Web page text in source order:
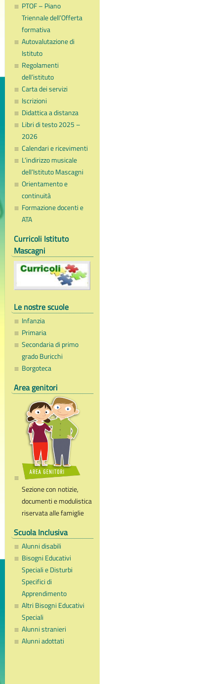
PTOF – Piano
Triennale dell’Offerta
formativa
Autovalutazione di
Istituto
Regolamenti
dell’istituto
Carta dei servizi
Iscrizioni
Didattica a distanza
Libri di testo 2025 –
2026
Calendari e ricevimenti
L’indirizzo musicale
dell’Istituto Mascagni
Orientamento e
continuità
Formazione docenti e
ATA
Curricoli Istituto
Mascagni
Le nostre scuole
Infanzia
Primaria
Secondaria di primo
grado Buricchi
Borgoteca
Area genitori
Sezione con notizie,
documenti e modulistica
riservata alle famiglie
Scuola Inclusiva
Alunni disabili
Bisogni Educativi
Speciali e Disturbi
Specifici di
Apprendimento
Altri Bisogni Educativi
Speciali
Alunni stranieri
Alunni adottati